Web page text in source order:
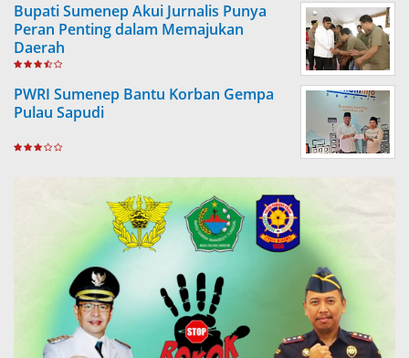
Bupati Sumenep Akui Jurnalis Punya
Peran Penting dalam Memajukan
Daerah
PWRI Sumenep Bantu Korban Gempa
Pulau Sapudi